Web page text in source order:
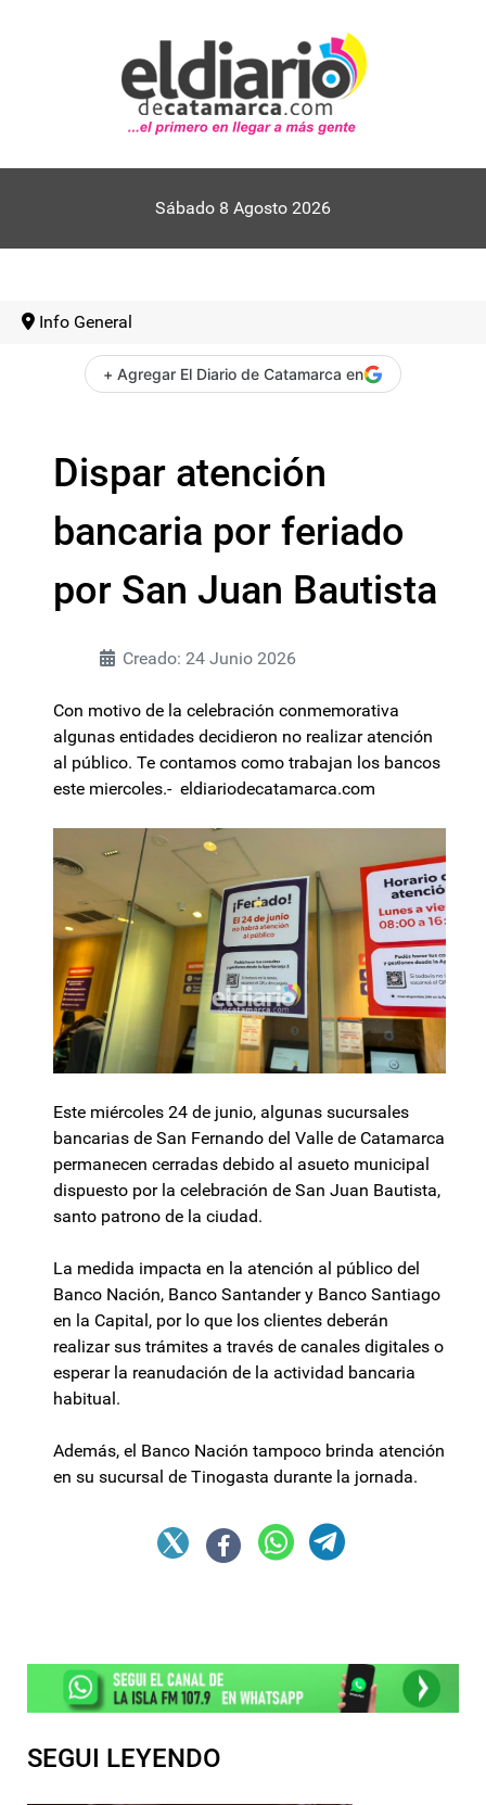
Sábado 8 Agosto 2026
Info General
+ Agregar El Diario de Catamarca en
Dispar atención
bancaria por feriado
por San Juan Bautista
Creado: 24 Junio 2026
Con motivo de la celebración conmemorativa
algunas entidades decidieron no realizar atención
al público. Te contamos como trabajan los bancos
este miercoles.- eldiariodecatamarca.com
Este miércoles 24 de junio, algunas sucursales
bancarias de San Fernando del Valle de Catamarca
permanecen cerradas debido al asueto municipal
dispuesto por la celebración de San Juan Bautista,
santo patrono de la ciudad.
La medida impacta en la atención al público del
Banco Nación, Banco Santander y Banco Santiago
en la Capital, por lo que los clientes deberán
realizar sus trámites a través de canales digitales o
esperar la reanudación de la actividad bancaria
habitual.
Además, el Banco Nación tampoco brinda atención
en su sucursal de Tinogasta durante la jornada.
SEGUI LEYENDO